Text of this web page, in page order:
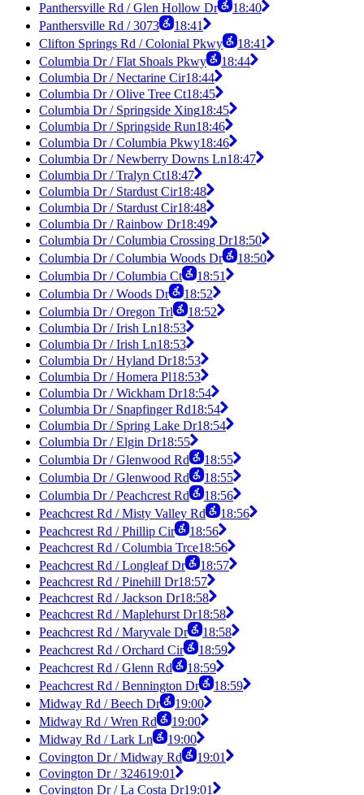
Panthersville Rd / Glen Hollow Dr
18:40
Panthersville Rd / 3073
18:41
Clifton Springs Rd / Colonial Pkwy
18:41
Columbia Dr / Flat Shoals Pkwy
18:44
Columbia Dr / Nectarine Cir18:44
Columbia Dr / Olive Tree Ct18:45
Columbia Dr / Springside Xing18:45
Columbia Dr / Springside Run18:46
Columbia Dr / Columbia Pkwy18:46
Columbia Dr / Newberry Downs Ln18:47
Columbia Dr / Tralyn Ct18:47
Columbia Dr / Stardust Cir18:48
Columbia Dr / Stardust Cir18:48
Columbia Dr / Rainbow Dr18:49
Columbia Dr / Columbia Crossing Dr18:50
Columbia Dr / Columbia Woods Dr
18:50
Columbia Dr / Columbia Ct
18:51
Columbia Dr / Woods Dr
18:52
Columbia Dr / Oregon Trl
18:52
Columbia Dr / Irish Ln18:53
Columbia Dr / Irish Ln18:53
Columbia Dr / Hyland Dr18:53
Columbia Dr / Homera Pl18:53
Columbia Dr / Wickham Dr18:54
Columbia Dr / Snapfinger Rd18:54
Columbia Dr / Spring Lake Dr18:54
Columbia Dr / Elgin Dr18:55
Columbia Dr / Glenwood Rd
18:55
Columbia Dr / Glenwood Rd
18:55
Columbia Dr / Peachcrest Rd
18:56
Peachcrest Rd / Misty Valley Rd
18:56
Peachcrest Rd / Phillip Cir
18:56
Peachcrest Rd / Columbia Trce18:56
Peachcrest Rd / Longleaf Dr
18:57
Peachcrest Rd / Pinehill Dr18:57
Peachcrest Rd / Jackson Dr18:58
Peachcrest Rd / Maplehurst Dr18:58
Peachcrest Rd / Maryvale Dr
18:58
Peachcrest Rd / Orchard Cir
18:59
Peachcrest Rd / Glenn Rd
18:59
Peachcrest Rd / Bennington Dr
18:59
Midway Rd / Beech Dr
19:00
Midway Rd / Wren Rd
19:00
Midway Rd / Lark Ln
19:00
Covington Dr / Midway Rd
19:01
Covington Dr / 324619:01
Covington Dr / La Costa Dr19:01